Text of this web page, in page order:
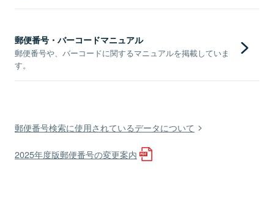
郵便番号・バーコードマニュアル
郵便番号や、バーコードに関するマニュアルを掲載していま
す。
郵便番号検索に使用されているデータについて
2025年度版郵便番号の変更案内